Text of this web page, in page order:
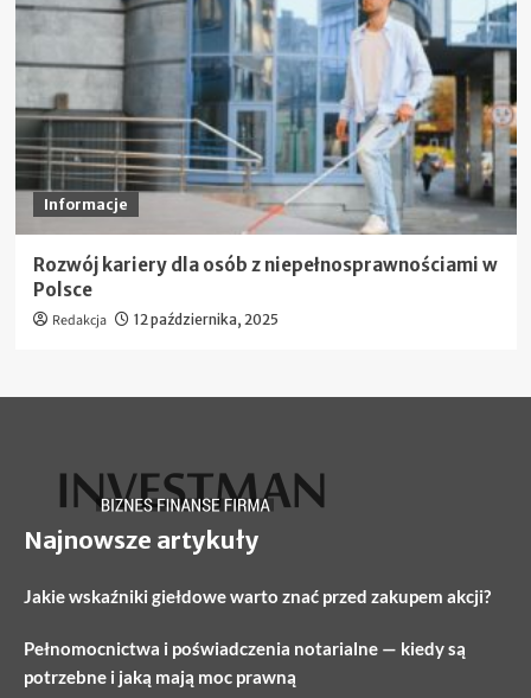
Informacje
Rozwój kariery dla osób z niepełnosprawnościami w
Polsce
Redakcja 12 października, 2025
Najnowsze artykuły
Jakie wskaźniki giełdowe warto znać przed zakupem akcji?
Pełnomocnictwa i poświadczenia notarialne — kiedy są
potrzebne i jaką mają moc prawną